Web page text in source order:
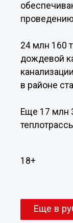
24 млн 160
дождевой
в районе
Еще 17 млн
18+
Еще в